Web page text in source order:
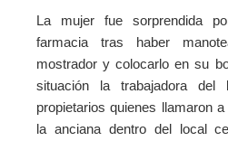
La mujer fue sorprendida
farmacia tras haber
mostrador y colocarlo en su
situación la trabajadora
propietarios quienes llamaron
la anciana dentro del local